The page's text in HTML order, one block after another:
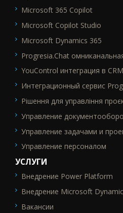
Microsoft 365 Copilot
Microsoft Copilot Studio
Microsoft Dynamics 365
Progresia.Chat
YouControl интеграция в CRM
Интеграционный сервис
Рішення для управління
Управление
Управление задачами и
Управление персоналом
УСЛУГИ
SEO_FTR2
Внедрение Power Platform
Внедрение Microsoft
Вакансии